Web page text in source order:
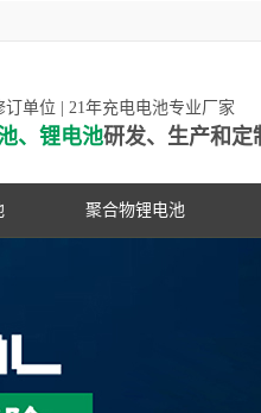
订单位 | 21年充电电池专业厂家
、锂电池研发、生产和定
聚合物锂电池
PG游戏官网是镍氢电池国家标准主导